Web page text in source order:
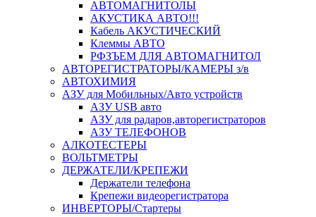
АВТОМАГНИТОЛЫ
АКУСТИКА АВТО!!!
Кабель АКУСТИЧЕСКИЙ
Клеммы АВТО
РФЗЪЕМ ДЛЯ АВТОМАГНИТОЛ
АВТОРЕГИСТРАТОРЫ/КАМЕРЫ з/в
АВТОХИМИЯ
АЗУ для Мобильных/Авто устройств
АЗУ USB авто
АЗУ для радаров,авторегистраторов
АЗУ ТЕЛЕФОНОВ
АЛКОТЕСТЕРЫ
ВОЛЬТМЕТРЫ
ДЕРЖАТЕЛИ/КРЕПЕЖИ
Держатели телефона
Крепежи видеорегистратора
ИНВЕРТОРЫ/Стартеры